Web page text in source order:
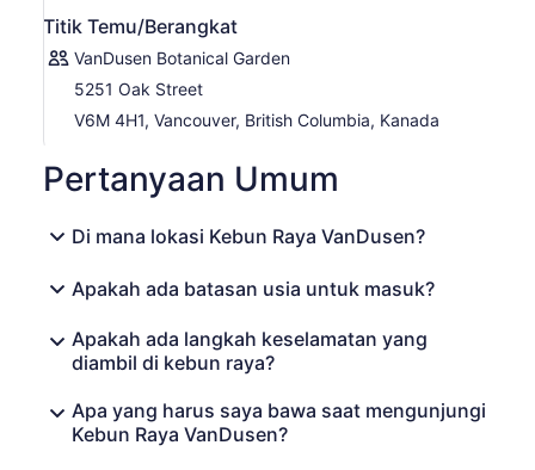
Titik Temu/Berangkat
VanDusen Botanical Garden
5251 Oak Street
V6M 4H1, Vancouver, British Columbia, Kanada
Pertanyaan Umum
Di mana lokasi Kebun Raya VanDusen?
Apakah ada batasan usia untuk masuk?
Apakah ada langkah keselamatan yang
diambil di kebun raya?
Apa yang harus saya bawa saat mengunjungi
Kebun Raya VanDusen?